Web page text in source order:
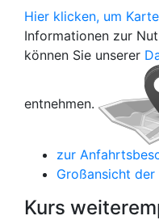
Hier klicken, um
Informationen zur
können Sie unserer
entnehmen.
zur
Großansicht
Kurs